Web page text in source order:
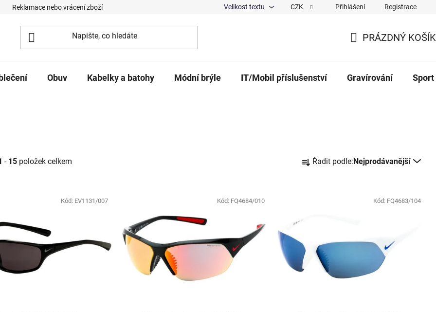
Reklamace nebo vrácení zboží Podmínky ochrany osobních údajů O nás Magazín Hodnocení obchodu
Velikost textu CZK Přihlášení Registrace
PRÁZDNÝ KOŠÍK
Obuv Kabelky a batohy Módní brýle IT/Mobil příslušenství Gravírování Sport
- 15 položek celkem
Řazení produktů
Řadit podle:Nejprodávanější
Kód: EV1131/007 Kód: FQ4684/010 Kód: FQ4683/104